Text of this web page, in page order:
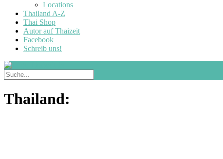
Locations
Thailand A-Z
Thai Shop
Autor auf Thaizeit
Facebook
Schreib uns!
Thailand: